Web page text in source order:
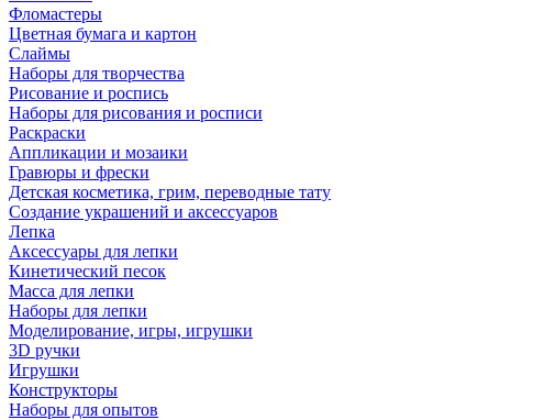
Фломастеры
Цветная бумага и картон
Слаймы
Наборы для творчества
Рисование и роспись
Наборы для рисования и росписи
Раскраски
Аппликации и мозаики
Гравюры и фрески
Детская косметика, грим, переводные тату
Создание украшений и аксессуаров
Лепка
Аксессуары для лепки
Кинетический песок
Масса для лепки
Наборы для лепки
Моделирование, игры, игрушки
3D ручки
Игрушки
Конструкторы
Наборы для опытов